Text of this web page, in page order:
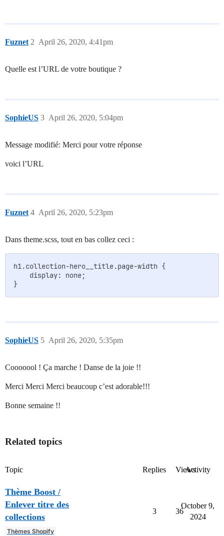
Fuznet April 26, 2020, 4:41pm
2
Quelle est l’URL de votre boutique ?
SophieUS April 26, 2020, 5:04pm
3
Message modifié: Merci pour votre réponse
voici l’URL
Fuznet April 26, 2020, 5:23pm
4
Dans theme.scss, tout en bas collez ceci :
h1.collection-hero__title.page-width {
    display: none;
}
SophieUS April 26, 2020, 5:35pm
5
Cooooool ! Ça marche ! Danse de la joie !!
Merci Merci Merci beaucoup c’est adorable!!!
Bonne semaine !!
Related topics
Topic Replies ViewsActivity
Thème Boost /
Enlever titre des
collections
Thèmes Shopify
3 36
October 9,
2024